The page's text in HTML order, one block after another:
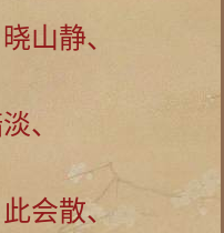
山静、
、
会散、